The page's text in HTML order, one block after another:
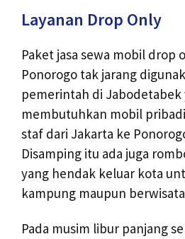
Layanan Drop Only
Paket jasa sewa mobil drop
Ponorogo tak jarang
pemerintah di Jabodetabek
membutuhkan mobil
staf dari Jakarta ke
Disamping itu ada juga
yang hendak keluar kota
kampung maupun
Pada musim libur panjang